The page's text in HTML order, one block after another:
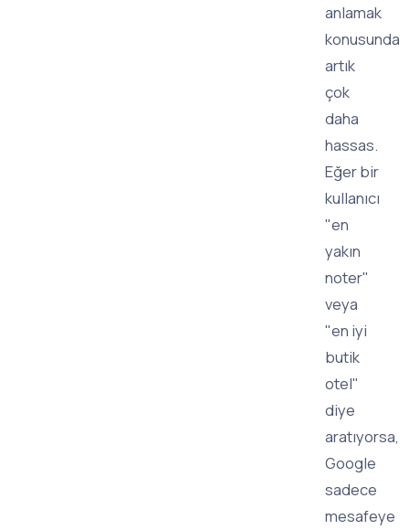
anlamak
konusunda
artık
çok
daha
hassas.
Eğer bir
kullanıcı
"en
yakın
noter"
veya
"en iyi
butik
otel"
diye
aratıyorsa,
Google
sadece
mesafeye